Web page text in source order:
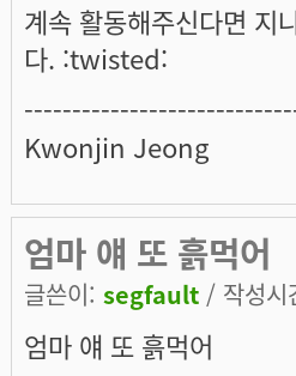
계속 활동해주신다면 지
다. :twisted:
Kwonjin Jeong
엄마 얘 또 흙먹어
글쓴이: segfault / 작성
엄마 얘 또 흙먹어